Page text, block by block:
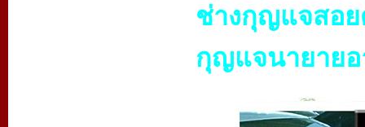
ช่างกุญแจสอย
กุญแจนายาย